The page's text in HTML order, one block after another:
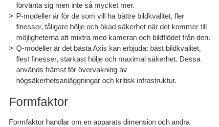
förvänta sig men inte så mycket mer.
P-modellerär för de som vill ha bättre bildkvalitet, fler
finesser, tåligare hölje och ökad säkerhet när det kommer till
möjligheterna att mixtra med kameran och bildflödet från den.
Q-modellerär det bästa Axis kan erbjuda: bäst bildkvalitet,
flest finesser, starkast hölje och maximal säkerhet. Dessa
används främst för övervakning av
högsäkerhetsanläggningar och kritisk infrastruktur.
Formfaktor
Formfaktor handlar om en apparats dimension och andra